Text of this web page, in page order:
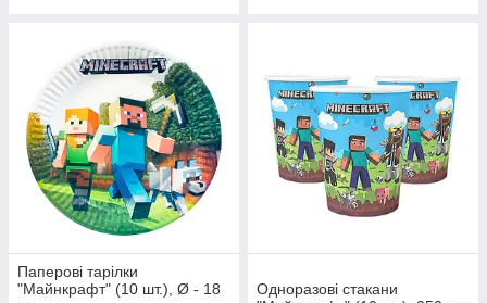
Паперові тарілки
"Майнкрафт" (10 шт.), Ø - 18
Одноразові стакани